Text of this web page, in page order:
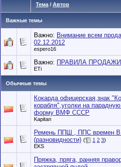
Тема / Автор
Важные темы
Важно: Внимание всем
02.12.2012
espero16
Важно: ПРАВИЛА ПРОДАЖИ
ETi
Обычные темы
Кокарда офицерская,знак
корабля",уголки на
форму ВМФ СССР
Kapitan
Ремень ППШ , ППС времен
(разновидности) ( 1 2 3)
EKS
Пряжка, пряга, ранняя